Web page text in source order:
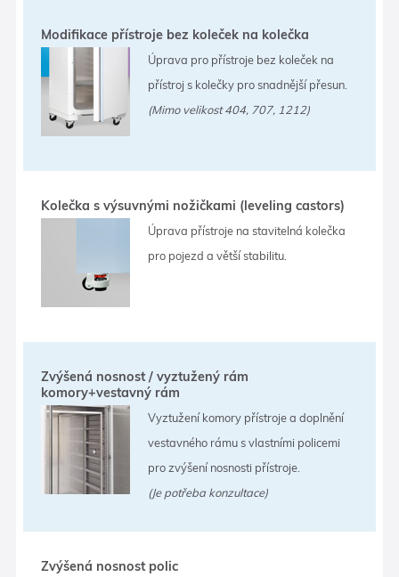
Modifikace přístroje bez koleček na kolečka
Úprava pro přístroje bez koleček na
přístroj s kolečky pro snadnější přesun.
(Mimo velikost 404, 707, 1212)
Kolečka s výsuvnými nožičkami (leveling castors)
Úprava přístroje na stavitelná kolečka
pro pojezd a větší stabilitu.
Zvýšená nosnost / vyztužený rám
komory+vestavný rám
Vyztužení komory přístroje a doplnění
vestavného rámu s vlastními policemi
pro zvýšení nosnosti přístroje.
(Je potřeba konzultace)
Zvýšená nosnost polic